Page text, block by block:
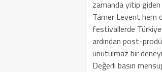
zamanda yitip giden
Tamer Levent hem
festivallerde
ardından post-
unutulmaz bir
Değerli basın